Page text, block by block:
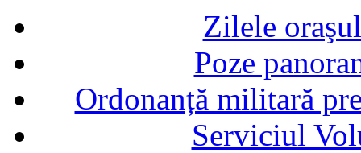
Zilele
Poze
Ordonanță militară
Serviciul